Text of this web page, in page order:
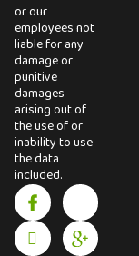
or our
employees not
liable for any
damage or
punitive
damages
arising out of
the use of or
inability to use
the data
included.
I
c
o
n
X
t
w
I
n
s
t
I
o
n